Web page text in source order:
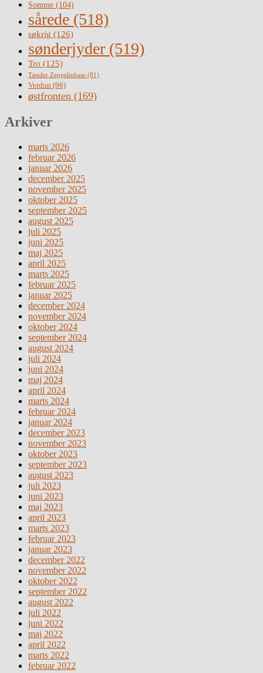
Somme (104)
sårede (518)
søkrig (126)
sønderjyder (519)
Tro (125)
Tønder Zeppelinbase (81)
Verdun (96)
østfronten (169)
Arkiver
marts 2026
februar 2026
januar 2026
december 2025
november 2025
oktober 2025
september 2025
august 2025
juli 2025
juni 2025
maj 2025
april 2025
marts 2025
februar 2025
januar 2025
december 2024
november 2024
oktober 2024
september 2024
august 2024
juli 2024
juni 2024
maj 2024
april 2024
marts 2024
februar 2024
januar 2024
december 2023
november 2023
oktober 2023
september 2023
august 2023
juli 2023
juni 2023
maj 2023
april 2023
marts 2023
februar 2023
januar 2023
december 2022
november 2022
oktober 2022
september 2022
august 2022
juli 2022
juni 2022
maj 2022
april 2022
marts 2022
februar 2022